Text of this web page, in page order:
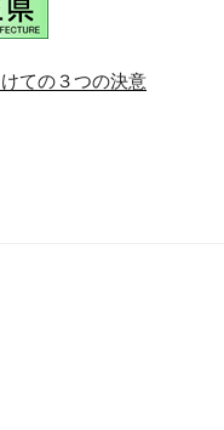
ての３つの決意